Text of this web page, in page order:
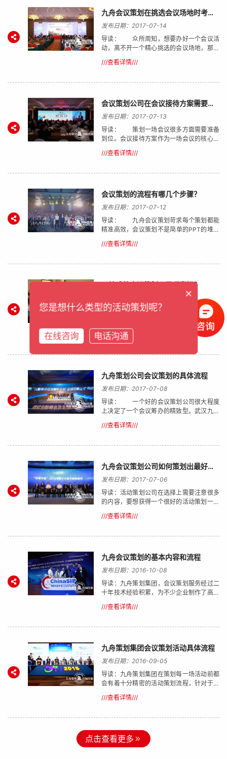
九舟会议策划在挑选会议场地时考虑哪些方面？
发布日期：2017-07-14
导读： 众所周知，想要办好一个会议活
动，离不开一个精心挑选的会议场地，那么
在会议活动举办的时候选择会场的时候要考
虑哪些方面呢，九舟会议策划公司作为专业
以及案例，为你提
///查看详情///
会议策划公司在会议接待方案需要注意什么？
发布日期：2017-07-13
导读： 策划一场会议很多方面需要准备
到位。会议接待方案作为一场会议的核心部
分，是会议策划公司必须不容疏忽的一块。
接下来就由九舟会展策划带你详细了解一下
///查看详情///
会议策划的流程有哪几个步骤？
发布日期：2017-07-12
导读： 九舟会议策划苛求每个策划都能
精准高效，会议策划不是简单的PPT的堆砌
和一群模特漫无目的的走秀，而必须是根据
会议和演出的目的借助一定的科学方法和艺
制作策划方案以达到最终的会议效果，好的
有深 入的思考，具有可行性；一定是在某些
方面有突破，有新意、有创意才行。
///查看详情///
一站式的会议策划公司哪家好？
导读： 随着企业服务客户这一理念的提升,
论坛会议、客户答谢晚宴、各种酒会都成为
了企业维护客户关系工作中的一项重要环节,
在答谢会的进行中往往都促使客户与客户之
与档次也体现了主办企业的软实力也体现了
会必须由专业九舟活动策划公司根据主办企
业的特点进行前期规划,拟订主题,策划个中
环节,安排文艺节目,并进行全程监督把关。
武汉九舟活动策划公司专业为您接待全国各
酒店举办的各项会务会议策划,包括会议用
房、会议室预订、会议用餐、会务用车、会
后考察等.以下是我司关于会议策划的一些基
///查看详情///
九舟策划公司会议策划的具体流程
发布日期：2017-07-08
导读： 一个好的会议策划公司很大程度
上决定了一个会议筹办的精致型。武汉九舟
会议策划专业从事大小类型的会议策划，会
议场地布置和会议场地推荐，经营范围：商
划，新闻发布会策划，座谈会策划布置等，
开始前期的方案策划到后边的活动搭建执行
提供一条龙服务，良好的服务态度得到了广
大客户的认可。以下就由武汉九舟会议策划
公司为你具体介绍一下会议策划的的具体流
程。
///查看详情///
九舟会议策划公司如何策划出最好的会议活动
发布日期：2017-07-06
导读：活动策划公司在选择上需要注意很多
的内容，要想获得一个很好的活动策划一定
要找到最适合自己的策划公司做策划，才会
达到一个很好的策划效果，下面是九舟武汉
选择的问题，帮助您策划出最出色的策划方
///查看详情///
九舟会议策划的基本内容和流程
发布日期：2016-10-08
导读：九舟策划集团，会议策划服务经过二
十年技术经验积累，为不少企业制作了高端
的会议策划服务方案，包括方案策划、前期
筹备、现场执行到后期收尾，缜密的服务环
///查看详情///
九舟策划集团会议策划活动具体流程
发布日期：2016-09-05
导读：九舟策划集团在策划每一场活动前都
会有着十分精密的活动策划流程，针对于不
同企业活动策划、会议策划、会展策划、庆
典策划、国际项目、商旅策划的活动，为您
///查看详情///
点击查看更多
×
您是想什么类型的活动策划呢？
在线咨询 电话沟通